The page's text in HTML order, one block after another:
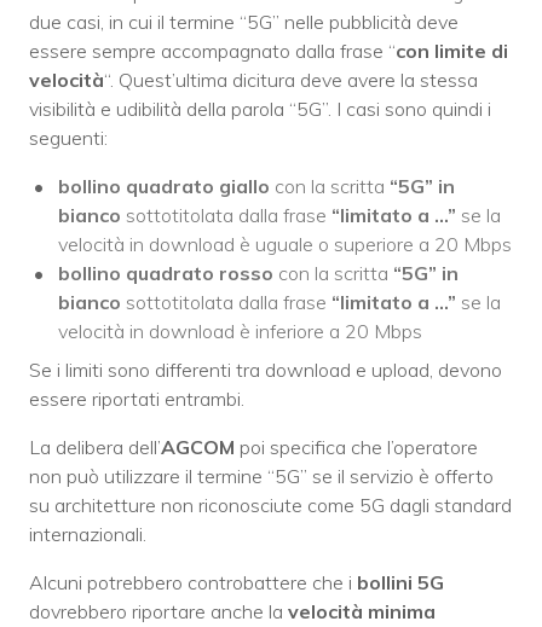
due casi, in cui il termine “5G” nelle pubblicità deve
essere sempre accompagnato dalla frase “con limite di
velocità“. Quest’ultima dicitura deve avere la stessa
visibilità e udibilità della parola “5G”. I casi sono quindi i
seguenti:
bollino quadrato giallo con la scritta “5G” in
bianco sottotitolata dalla frase “limitato a …” se la
velocità in download è uguale o superiore a 20 Mbps
bollino quadrato rosso con la scritta “5G” in
bianco sottotitolata dalla frase “limitato a …” se la
velocità in download è inferiore a 20 Mbps
Se i limiti sono differenti tra download e upload, devono
essere riportati entrambi.
La delibera dell’AGCOM poi specifica che l’operatore
non può utilizzare il termine “5G” se il servizio è offerto
su architetture non riconosciute come 5G dagli standard
internazionali.
Alcuni potrebbero controbattere che i bollini 5G
dovrebbero riportare anche la velocità minima